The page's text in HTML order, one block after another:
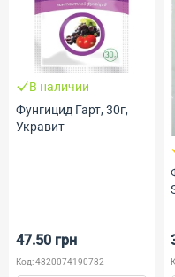
В наличии
Фунгицид Гарт, 30г,
Укравит
47.50 грн
Код: 4820074190782